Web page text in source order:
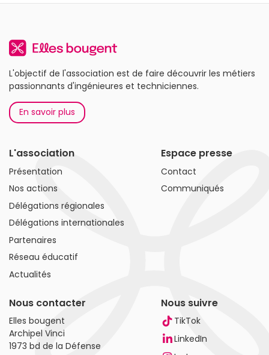
L'objectif de l'association est de faire découvrir les métiers
passionnants d'ingénieures et techniciennes.
En savoir plus
L'association
Présentation
Nos actions
Délégations régionales
Délégations internationales
Partenaires
Réseau éducatif
Actualités
Espace presse
Contact
Communiqués
Nous contacter
Elles bougent
Archipel Vinci
1973 bd de la Défense
Nous suivre
TikTok
LinkedIn